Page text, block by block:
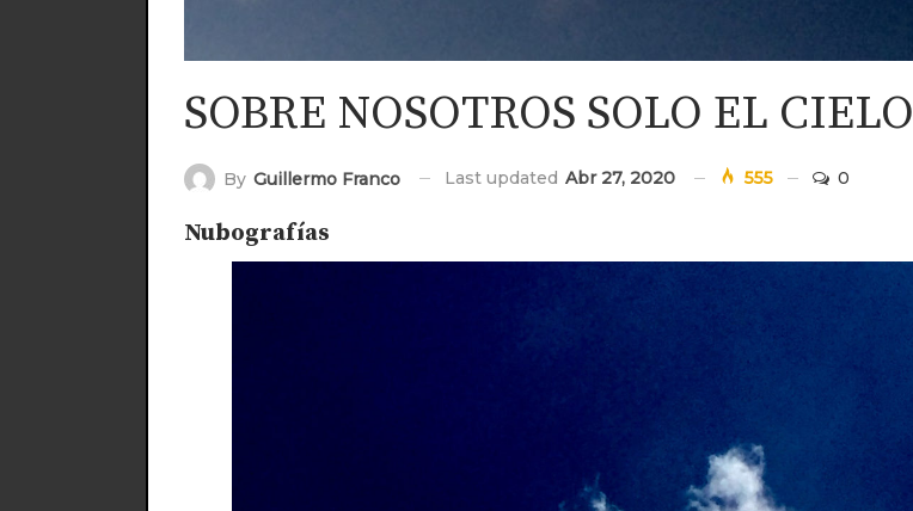
SOBRE NOSOTROS SOLO EL CIELO
By Guillermo Franco Last updated Abr 27, 2020 555 0
Nubografías